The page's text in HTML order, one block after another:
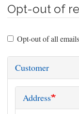
Opt-out of
Opt-out of all emails
Customer
Address